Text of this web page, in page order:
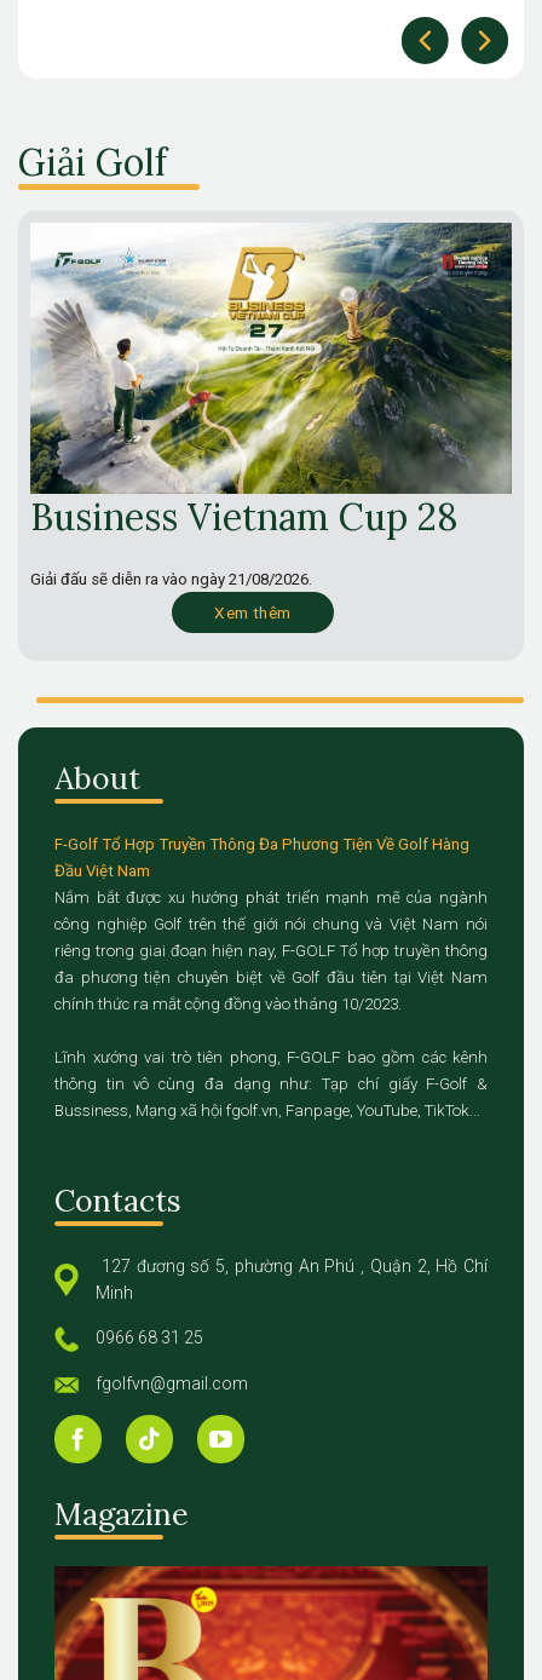
Giải Golf
Business Vietnam Cup 28
Giải đấu sẽ diễn ra vào ngày 21/08/2026.
Xem thêm
About
F-Golf Tổ Hợp Truyền Thông Đa Phương Tiện Về Golf Hàng
Đầu Việt Nam
Nắm bắt được xu hướng phát triển mạnh mẽ của ngành
công nghiệp Golf trên thế giới nói chung và Việt Nam nói
riêng trong giai đoạn hiện nay, F-GOLF Tổ hợp truyền thông
đa phương tiện chuyên biệt về Golf đầu tiên tại Việt Nam
chính thức ra mắt cộng đồng vào tháng 10/2023.
Lĩnh xướng vai trò tiên phong, F-GOLF bao gồm các kênh
thông tin vô cùng đa dạng như: Tạp chí giấy F-Golf &
Bussiness, Mạng xã hội fgolf.vn, Fanpage, YouTube, TikTok...
Contacts
127 đương số 5, phường An Phú , Quận 2, Hồ Chí
Minh
0966 68 31 25
fgolfvn@gmail.com
Magazine